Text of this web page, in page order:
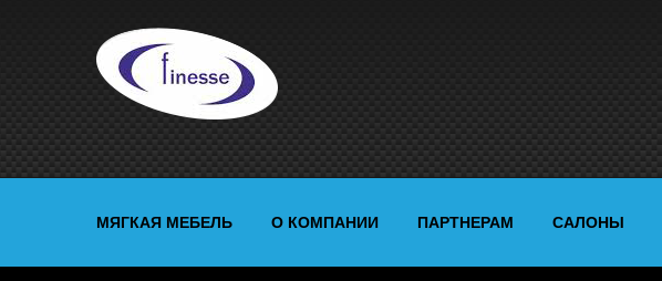
МЯГКАЯ МЕБЕЛЬ О КОМПАНИИ ПАРТНЕРАМ САЛОНЫ